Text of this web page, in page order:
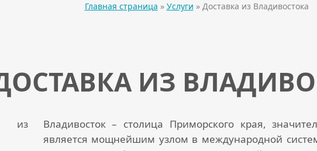
Главная страница » Услуги » Доставка из Владивостока
ИЗ
Владивосток – столица Приморского края,
является мощнейшим узлом в международной